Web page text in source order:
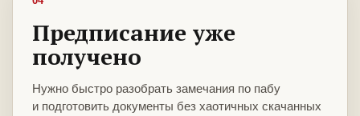
Предписание уже
получено
Нужно быстро разобрать замечания по пабу
и подготовить документы без хаотичных скачанных